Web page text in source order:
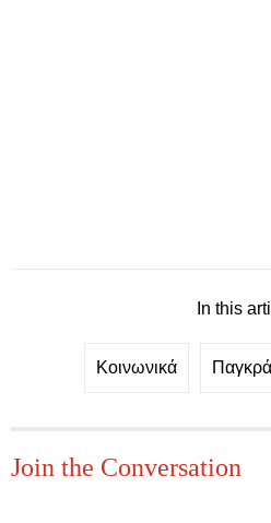
In this
Κοινωνικά
Join the Conversation